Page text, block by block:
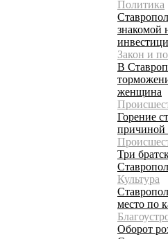
Политика
знакомой
Закон и
В
женщина
Горение
причиной
Три
Культура
место по
Оборот